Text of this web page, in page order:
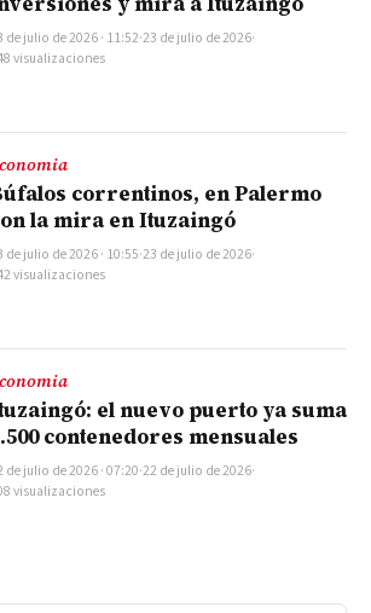
de julio de 2026 · 11:52·23 de julio de 2026·
visualizaciones
correntinos, en Palermo
la mira en Ituzaingó
de julio de 2026 · 10:55·23 de julio de 2026·
visualizaciones
el nuevo puerto ya suma
contenedores mensuales
de julio de 2026 · 07:20·22 de julio de 2026·
visualizaciones